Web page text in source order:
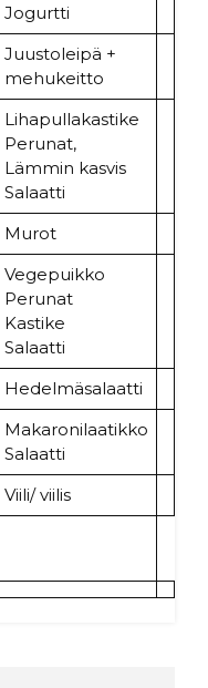
Jogurtti
Juustoleipä +
mehukeitto
Lihapullakastike
Perunat,
Lämmin kasvis
Salaatti
Murot
Vegepuikko
Perunat
Kastike
Salaatti
Hedelmäsalaatti
Makaronilaatikko
Salaatti
Viili/ viilis